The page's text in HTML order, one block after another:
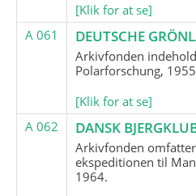
[Klik for at se]
A 061
DEUTSCHE
Arkivfonden
Polarforschung,
[Klik for at se]
A 062
DANSK
Arkivfonden
ekspeditionen til
1964.